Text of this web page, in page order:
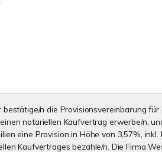
bestätige/n die Provisionsvereinbarung für
notariellen Kaufvertrag erwerbe/n,
eine Provision in Höhe von 3,57%,
Kaufvertrages bezahle/n. Die Firma